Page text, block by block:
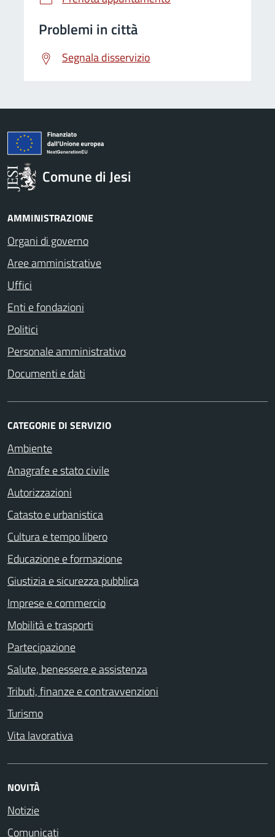
Problemi in città
Segnala disservizio
Comune di Jesi
AMMINISTRAZIONE
Organi di governo
Aree amministrative
Uffici
Enti e fondazioni
Politici
Personale amministrativo
Documenti e dati
CATEGORIE DI SERVIZIO
Ambiente
Anagrafe e stato civile
Autorizzazioni
Catasto e urbanistica
Cultura e tempo libero
Educazione e formazione
Giustizia e sicurezza pubblica
Imprese e commercio
Mobilità e trasporti
Partecipazione
Salute, benessere e assistenza
Tributi, finanze e contravvenzioni
Turismo
Vita lavorativa
NOVITÀ
Notizie
Comunicati